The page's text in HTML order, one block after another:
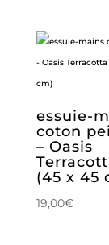
essuie-
coton
– Oasis
(45 x 45
19,00€